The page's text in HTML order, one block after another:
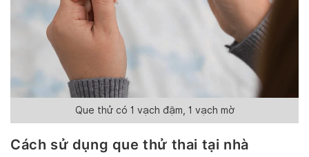
Que thử có 1 vạch đậm, 1 vạch mờ
Cách sử dụng que thử thai tại nhà